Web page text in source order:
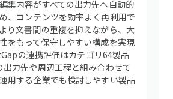
集内容がすべての出力先へ自動的
、コンテンツを効率よく再利用で
り文書間の重複を抑えながら、大
をもって保守しやすい構成を実現
の連携評価はカテゴリ64製品
出力先や周辺工程と組み合わせて
用する企業でも検討しやすい製品